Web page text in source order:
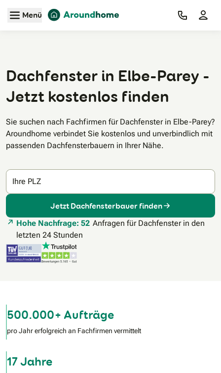
Zum Hauptinhalt
Menü
Dachfenster in Elbe-Parey -
Jetzt kostenlos finden
Sie suchen nach Fachfirmen für Dachfenster in Elbe-Parey?
Aroundhome verbindet Sie kostenlos und unverbindlich mit
passenden Dachfensterbauern in Ihrer Nähe.
Ihre PLZ
Jetzt Dachfensterbauer finden
Hohe Nachfrage: 52 Anfragen für Dachfenster in den
letzten 24 Stunden
500.000+ Aufträge
pro Jahr erfolgreich an Fachfirmen vermittelt
17 Jahre